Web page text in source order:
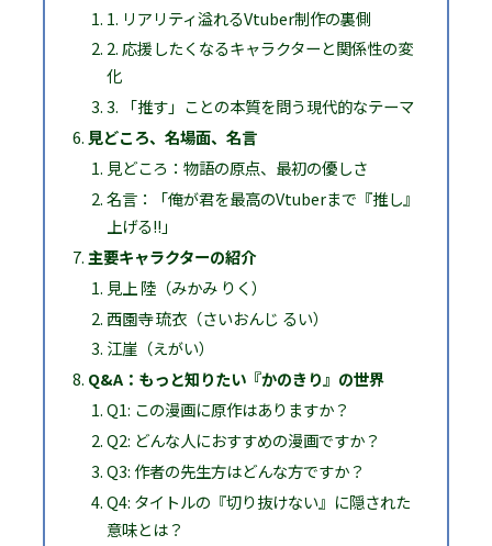
1. リアリティ溢れるVtuber制作の裏側
2. 応援したくなるキャラクターと関係性の変
化
3. 「推す」ことの本質を問う現代的なテーマ
見どころ、名場面、名言
見どころ：物語の原点、最初の優しさ
名言：「俺が君を最高のVtuberまで『推し』
上げる!!」
主要キャラクターの紹介
見上 陸（みかみ りく）
西園寺 琉衣（さいおんじ るい）
江崖（えがい）
Q&A：もっと知りたい『かのきり』の世界
Q1: この漫画に原作はありますか？
Q2: どんな人におすすめの漫画ですか？
Q3: 作者の先生方はどんな方ですか？
Q4: タイトルの『切り抜けない』に隠された
意味とは？